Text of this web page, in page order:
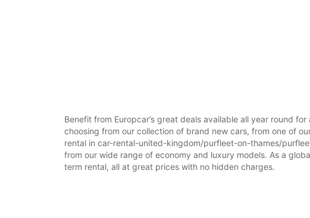
Benefit from Europcar’s great deals available all year round
choosing from our collection of brand new cars, from one of
rental in car-rental-united-kingdom/purfleet-on-thames/
from our wide range of economy and luxury models. As a
term rental, all at great prices with no hidden charges.